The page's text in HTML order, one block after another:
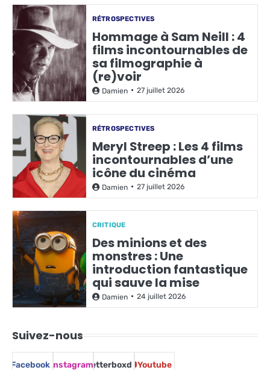
RÉTROSPECTIVES
Hommage à Sam Neill : 4
films incontournables de
sa filmographie à
(re)voir
Damien 27 juillet 2026
RÉTROSPECTIVES
Meryl Streep : Les 4 films
incontournables d’une
icône du cinéma
Damien 27 juillet 2026
CRITIQUE
Des minions et des
monstres : Une
introduction fantastique
qui sauve la mise
Damien 24 juillet 2026
Suivez-nous
Facebook InstagramLetterboxd Youtube